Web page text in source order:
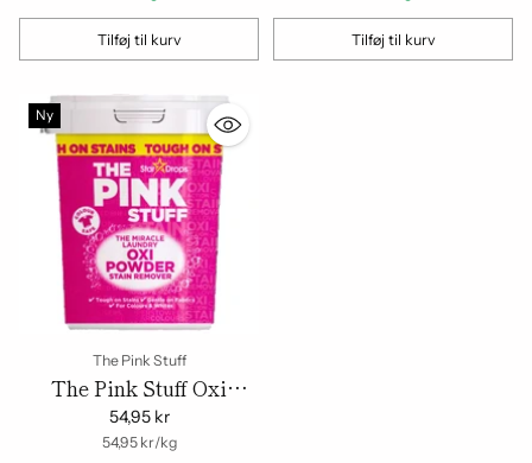
Tilføj til kurv
Mængde
Tilføj til kurv
Mængde
Ny
The Pink Stuff
The Pink Stuff Oxi
Laundry Stain Remover
Color 1kg
54,95 kr
Enhedspris
54,95 kr/
om kg